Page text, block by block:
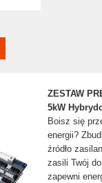
ZESTAW
5kW
Boisz się
energii?
źródło
zasili Twój
zapewni